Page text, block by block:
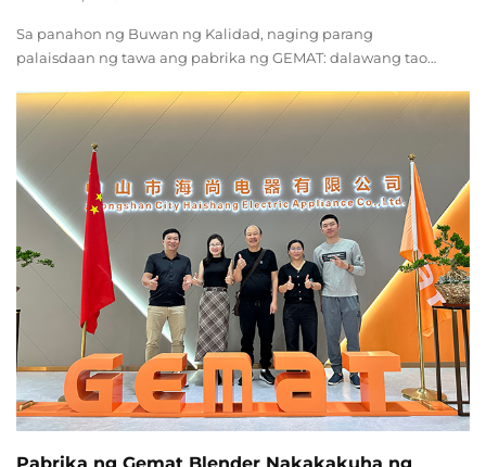
Sa panahon ng Buwan ng Kalidad, naging parang
palaisdaan ng tawa ang pabrika ng GEMAT: dalawang tao
balloon sa pagitan nila, ang kanilang tawa ay parang
bumubuwal sa bubong; ang mga order ay ipinaparating sa
iba't ibang dayalekto, kung saan ang Cantonese at
Sichuanese ang palitan...